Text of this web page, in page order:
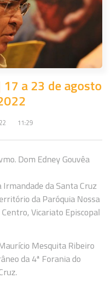
a 23 de agosto
11:29
Dom Edney Gouvêa
Irmandade da Santa Cruz
da Paróquia Nossa
Vicariato Episcopal
Mesquita Ribeiro
da 4ª Forania do